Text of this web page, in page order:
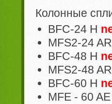
Колонные
BFC-24 H
MFS2-24 AR
BFC-48 H
MFS2-48 AR
BFC-60 H
MFE - 60 AE